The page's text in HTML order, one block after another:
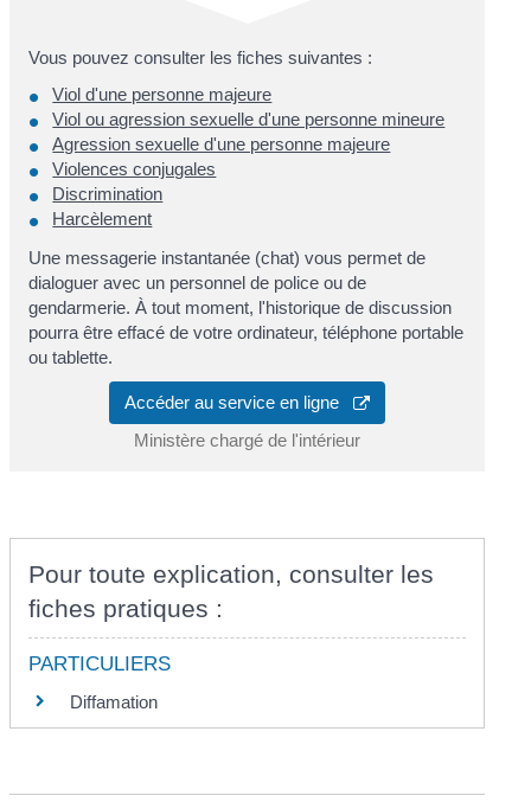
Vous pouvez consulter les fiches suivantes :
Viol d'une personne majeure
Viol ou agression sexuelle d'une personne mineure
Agression sexuelle d'une personne majeure
Violences conjugales
Discrimination
Harcèlement
Une messagerie instantanée (chat) vous permet de
dialoguer avec un personnel de police ou de
gendarmerie. À tout moment, l'historique de discussion
pourra être effacé de votre ordinateur, téléphone portable
ou tablette.
Accéder au service en ligne
Ministère chargé de l'intérieur
Pour toute explication, consulter les
fiches pratiques :
PARTICULIERS
Diffamation